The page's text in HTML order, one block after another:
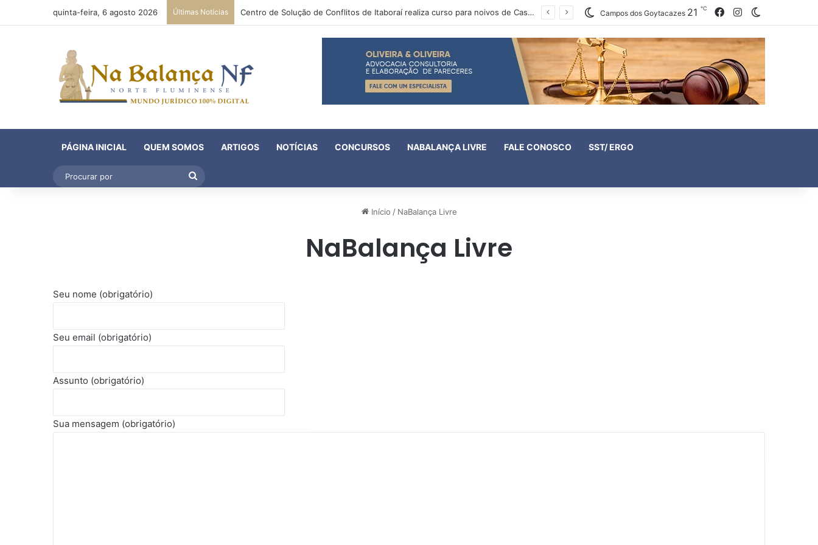
quinta-feira, 6 agosto 2026 Últimas Notícias Centro de Solução de Conflitos de Itaboraí realiza curso para noivos de Casamento Comunitário Campos dos Goytacazes 21 ℃ Facebook
Instagram
PÁGINA INICIAL QUEM SOMOS ARTIGOS NOTÍCIAS CONCURSOS NABALANÇA LIVRE FALE CONOSCO SST/ ERGO
Início / NaBalança Livre
NaBalança Livre
Seu nome (obrigatório)
Seu email (obrigatório)
Assunto (obrigatório)
Sua mensagem (obrigatório)